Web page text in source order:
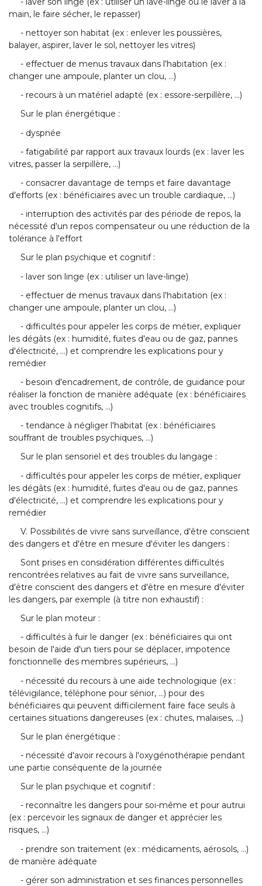
main, le faire sécher, le repasser)
- nettoyer son habitat (ex : enlever les poussières,
balayer, aspirer, laver le sol, nettoyer les vitres)
- effectuer de menus travaux dans l'habitation (ex :
changer une ampoule, planter un clou, ...)
- recours à un matériel adapté (ex : essore-serpillère, ...)
Sur le plan énergétique :
- dyspnée
- fatigabilité par rapport aux travaux lourds (ex : laver les
vitres, passer la serpillère, ...)
- consacrer davantage de temps et faire davantage
d'efforts (ex : bénéficiaires avec un trouble cardiaque, ...)
- interruption des activités par des période de repos, la
nécessité d'un repos compensateur ou une réduction de la
tolérance à l'effort
Sur le plan psychique et cognitif :
- laver son linge (ex : utiliser un lave-linge)
- effectuer de menus travaux dans l'habitation (ex :
changer une ampoule, planter un clou, ...)
- difficultés pour appeler les corps de métier, expliquer
les dégâts (ex : humidité, fuites d'eau ou de gaz, pannes
d'électricité, ...) et comprendre les explications pour y
remédier
- besoin d'encadrement, de contrôle, de guidance pour
réaliser la fonction de manière adéquate (ex : bénéficiaires
avec troubles cognitifs, ...)
- tendance à négliger l'habitat (ex : bénéficiaires
souffrant de troubles psychiques, ...)
Sur le plan sensoriel et des troubles du langage :
- difficultés pour appeler les corps de métier, expliquer
les dégâts (ex : humidité, fuites d'eau ou de gaz, pannes
d'électricité, ...) et comprendre les explications pour y
remédier
V. Possibilités de vivre sans surveillance, d'être conscient
des dangers et d'être en mesure d'éviter les dangers :
Sont prises en considération différentes difficultés
rencontrées relatives au fait de vivre sans surveillance,
d'être conscient des dangers et d'être en mesure d'éviter
les dangers, par exemple (à titre non exhaustif) :
Sur le plan moteur :
- difficultés à fuir le danger (ex : bénéficiaires qui ont
besoin de l'aide d'un tiers pour se déplacer, impotence
fonctionnelle des membres supérieurs, ...)
- nécessité du recours à une aide technologique (ex :
télévigilance, téléphone pour sénior, ...) pour des
bénéficiaires qui peuvent difficilement faire face seuls à
certaines situations dangereuses (ex : chutes, malaises, ...)
Sur le plan énergétique :
- nécessité d'avoir recours à l'oxygénothérapie pendant
une partie conséquente de la journée
Sur le plan psychique et cognitif :
- reconnaître les dangers pour soi-même et pour autrui
(ex : percevoir les signaux de danger et apprécier les
risques, ...)
- prendre son traitement (ex : médicaments, aérosols, ...)
de manière adéquate
- gérer son administration et ses finances personnelles